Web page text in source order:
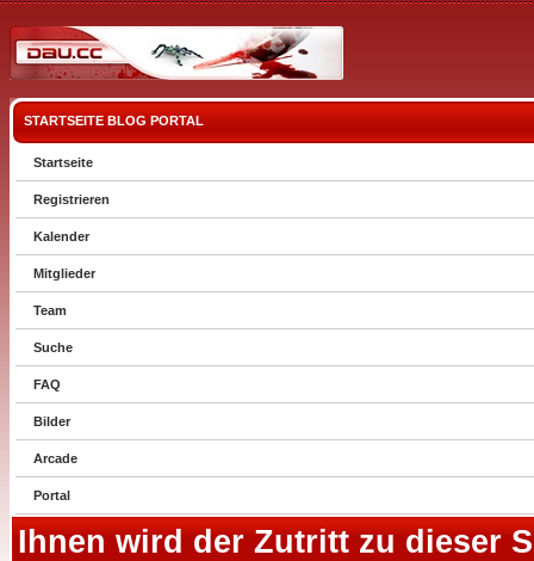
STARTSEITE BLOG PORTAL
Startseite
Registrieren
Kalender
Mitglieder
Team
Suche
FAQ
Bilder
Arcade
Portal
Ihnen wird der Zutritt zu dieser